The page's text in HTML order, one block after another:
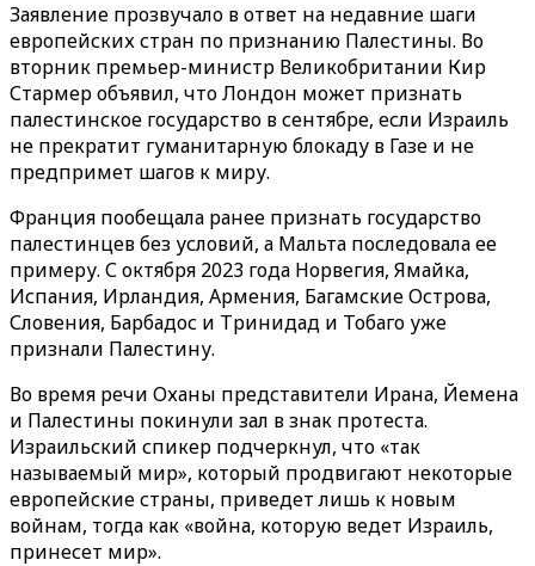
Заявление прозвучало в ответ на недавние шаги
европейских стран по признанию Палестины. Во
вторник премьер-министр Великобритании Кир
Стармер объявил, что Лондон может признать
палестинское государство в сентябре, если Израиль
не прекратит гуманитарную блокаду в Газе и не
предпримет шагов к миру.
Франция пообещала ранее признать государство
палестинцев без условий, а Мальта последовала ее
примеру. С октября 2023 года Норвегия, Ямайка,
Испания, Ирландия, Армения, Багамские Острова,
Словения, Барбадос и Тринидад и Тобаго уже
признали Палестину.
Во время речи Оханы представители Ирана, Йемена
и Палестины покинули зал в знак протеста.
Израильский спикер подчеркнул, что «так
называемый мир», который продвигают некоторые
европейские страны, приведет лишь к новым
войнам, тогда как «война, которую ведет Израиль,
принесет мир».